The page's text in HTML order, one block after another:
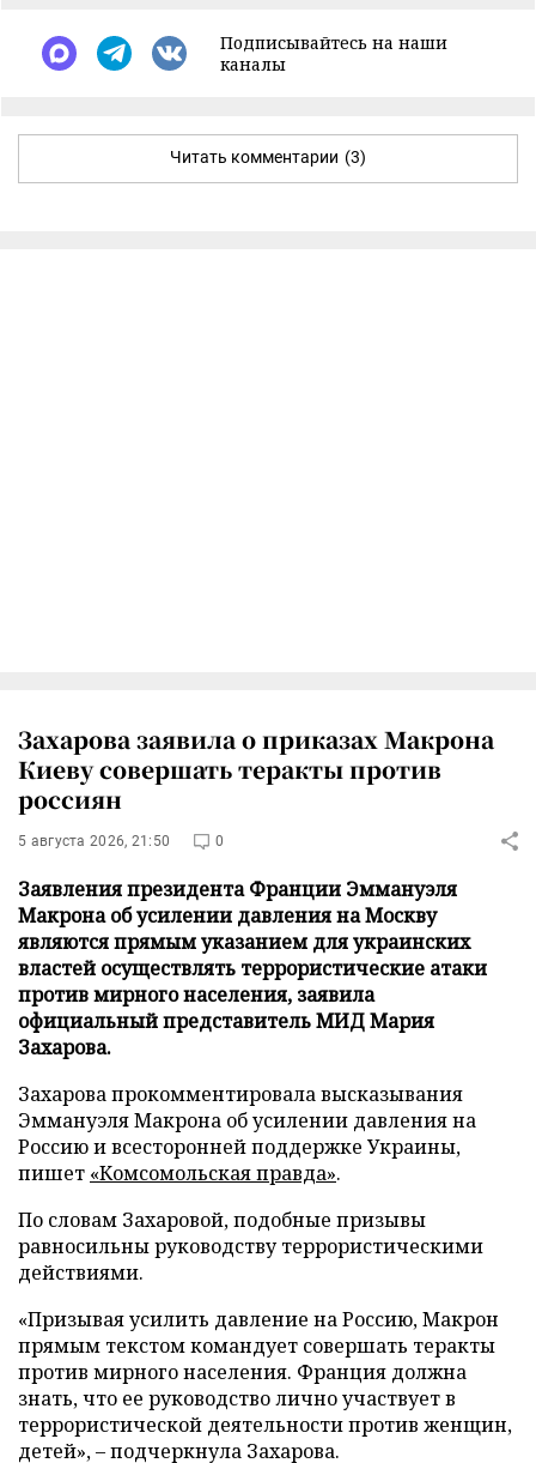
Подписывайтесь на наши
каналы
Читать комментарии (3)
Захарова заявила о приказах Макрона
Киеву совершать теракты против
россиян
5 августа 2026, 21:50 0
Заявления президента Франции Эммануэля
Макрона об усилении давления на Москву
являются прямым указанием для украинских
властей осуществлять террористические атаки
против мирного населения, заявила
официальный представитель МИД Мария
Захарова.
Захарова прокомментировала высказывания
Эммануэля Макрона об усилении давления на
Россию и всесторонней поддержке Украины,
пишет «Комсомольская правда».
По словам Захаровой, подобные призывы
равносильны руководству террористическими
действиями.
«Призывая усилить давление на Россию, Макрон
прямым текстом командует совершать теракты
против мирного населения. Франция должна
знать, что ее руководство лично участвует в
террористической деятельности против женщин,
детей», – подчеркнула Захарова.